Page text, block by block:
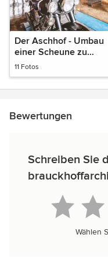
Der Aschhof - Umbau
einer Scheune zu
einem Showroom
11 Fotos
Bewertungen
Schreiben Sie
Wählen